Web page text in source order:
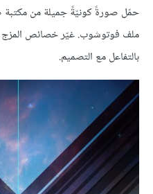
حمّل صورةً كونيّةً جميلة من مكتبة
ملف
بالتفاعل مع التصميم.